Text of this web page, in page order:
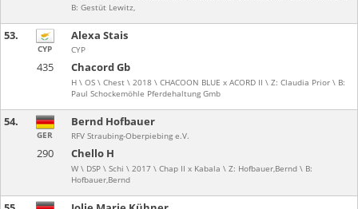
B: Gestüt Lewitz,
53.
435 Chacord Gb
H \ OS \ Chest \ 2018 \ CHACOON BLUE x ACORD II \ Z: Claudia Prior \ B:
Paul Schockemöhle Pferdehaltung Gmb
CYP
Alexa Stais
CYP
54.
290 Chello H
W \ DSP \ Schi \ 2017 \ Chap II x Kabala \ Z: Hofbauer,Bernd \ B:
Hofbauer,Bernd
GER
Bernd Hofbauer
RFV Straubing-Oberpiebing e.V.